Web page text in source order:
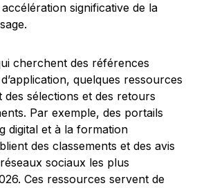
significative de la
cherchent des références
quelques ressources
des sélections et des retours
Par exemple, des portails
digital et à la formation
des classements et des avis
sociaux les plus
Ces ressources servent de